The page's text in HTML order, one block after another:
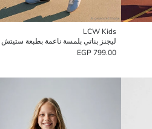
LCW Kids
ليجنز بناتي بلمسة ناعمة بطبعة ستيتش
799.00 EGP